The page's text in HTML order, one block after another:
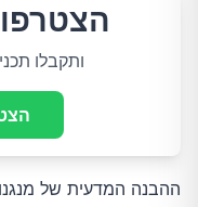
הצטרפו
ותקבלו
ההבנה המדעית של